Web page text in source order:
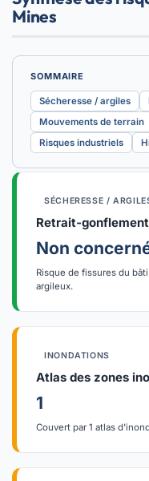
Mines
SOMMAIRE
Sécheresse / argiles
Mouvements de terrain
Risques industriels
SÉCHERESSE /
Retrait-
Non
Risque de fissures du
argileux.
INONDATIONS
Atlas des zones
1
Couvert par 1 atlas